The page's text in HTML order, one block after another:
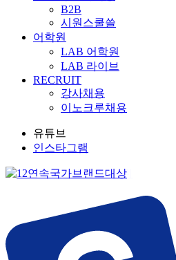
B2B
시원스쿨쓸
어학원
LAB 어학원
LAB 라이브
RECRUIT
강사채용
이노크루채용
유튜브
인스타그램